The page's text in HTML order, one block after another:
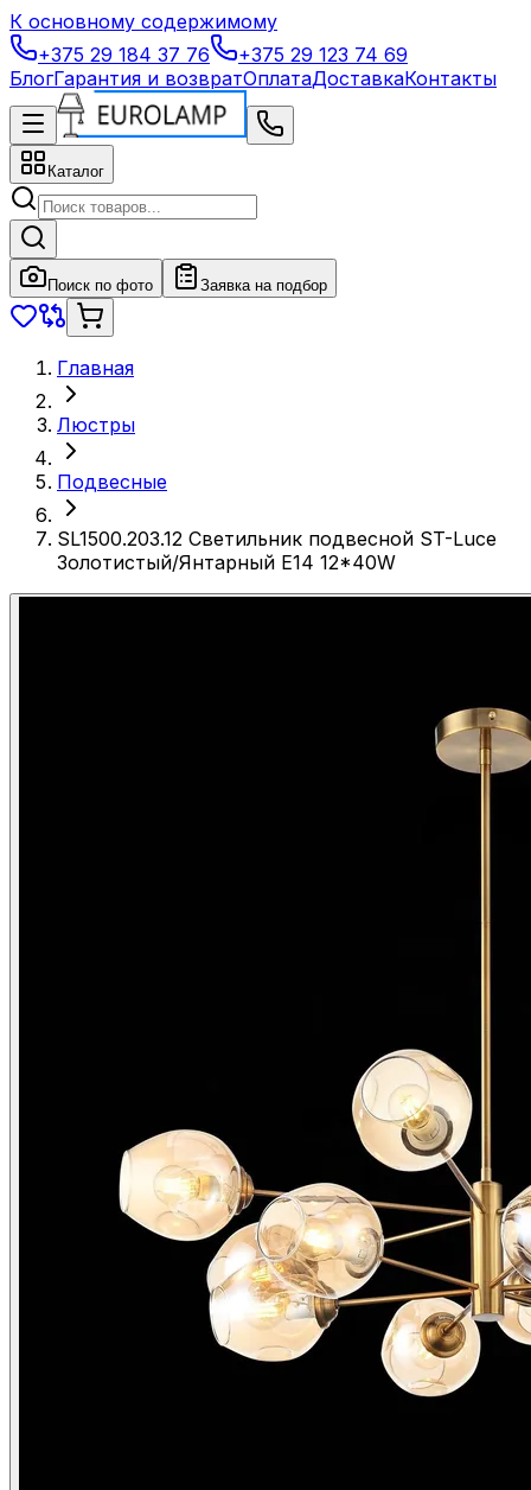
К основному содержимому
+375 29 184 37 76
+375 29 123 74 69
БлогГарантия и возвратОплатаДоставкаКонтакты
Каталог
Поиск по фото Заявка на подбор
Главная
Люстры
Подвесные
SL1500.203.12 Светильник подвесной ST-Luce
Золотистый/Янтарный E14 12*40W